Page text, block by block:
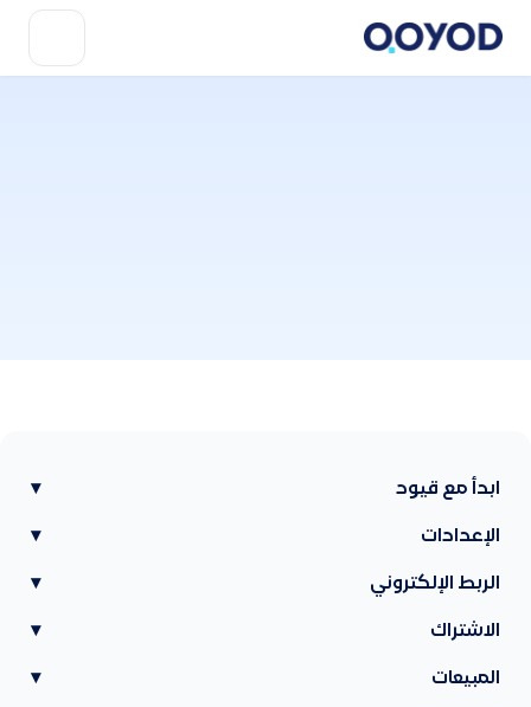
ابدأ مع قيود ▾
الإعدادات ▾
الربط الإلكتروني ▾
الاشتراك ▾
المبيعات ▾